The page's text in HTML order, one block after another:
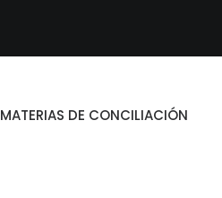
MATERIAS DE CONCILIACIÓN